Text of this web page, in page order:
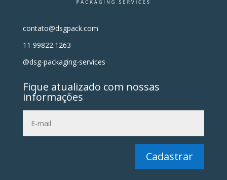
contato@dsgpack.com
11 99822.1263
@dsg-packaging-services
Fique atualizado com nossas
informações
Cadastrar